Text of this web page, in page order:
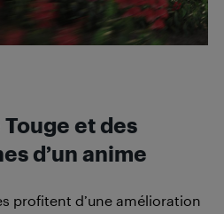
et des
d’un anime
profitent d’une amélioration